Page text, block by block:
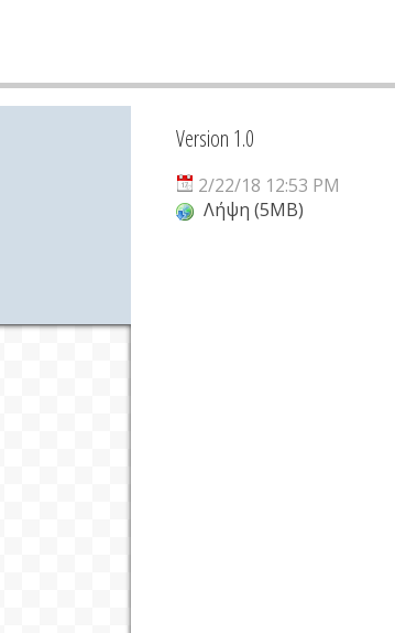
Version 1.0
2/22/18 12:53 PM
Λήψη (5MB)